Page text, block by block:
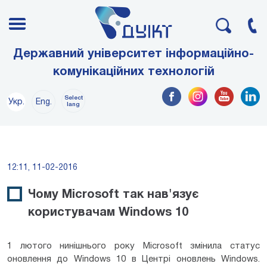
Державний університет інформаційно-
комунікаційних технологій
Укр. Eng.
Select
lang
12:11, 11-02-2016
Чому Microsoft так нав'язує
користувачам Windows 10
1 лютого нинішнього року Microsoft змінила статус
оновлення до Windows 10 в Центрі оновлень Windows.